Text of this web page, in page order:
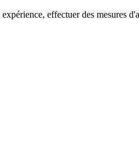
effectuer des mesures